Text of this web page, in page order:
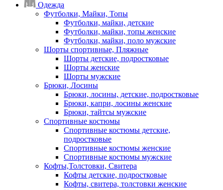
Одежда
Футболки, Майки, Топы
Футболки, майки, детские
Футболки, майки, топы женские
Футболки, майки, поло мужские
Шорты спортивные, Пляжные
Шорты детские, подростковые
Шорты женские
Шорты мужские
Брюки, Лосины
Брюки, лосины, детские, подростковые
Брюки, капри, лосины женские
Брюки, тайтсы мужские
Спортивные костюмы
Спортивные костюмы детские,
подростковые
Спортивные костюмы женские
Спортивные костюмы мужские
Кофты,Толстовки, Свитера
Кофты детские, подростковые
Кофты, свитера, толстовки женские